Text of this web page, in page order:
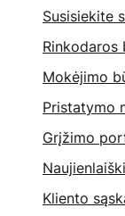
Susisiekite
Rinkodaros
Mokėjimo
Pristatymo
Grįžimo
Kliento